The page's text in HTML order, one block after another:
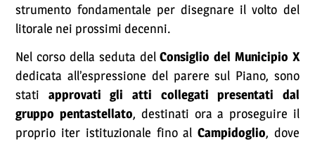
strumento fondamentale per disegnare il volto del
litorale nei prossimi decenni.
Nel corso della seduta delConsiglio del Municipio X
dedicata all’espressione del parere sul Piano, sono
stati approvati gli atti collegati presentati dal
gruppo pentastellato, destinati ora a proseguire il
proprio iter istituzionale fino al Campidoglio, dove